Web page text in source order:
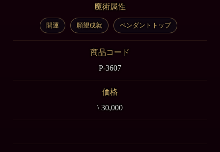
魔術属性
開運 願望成就 ペンダントトップ
商品コード
P-3607
価格
\ 30,000